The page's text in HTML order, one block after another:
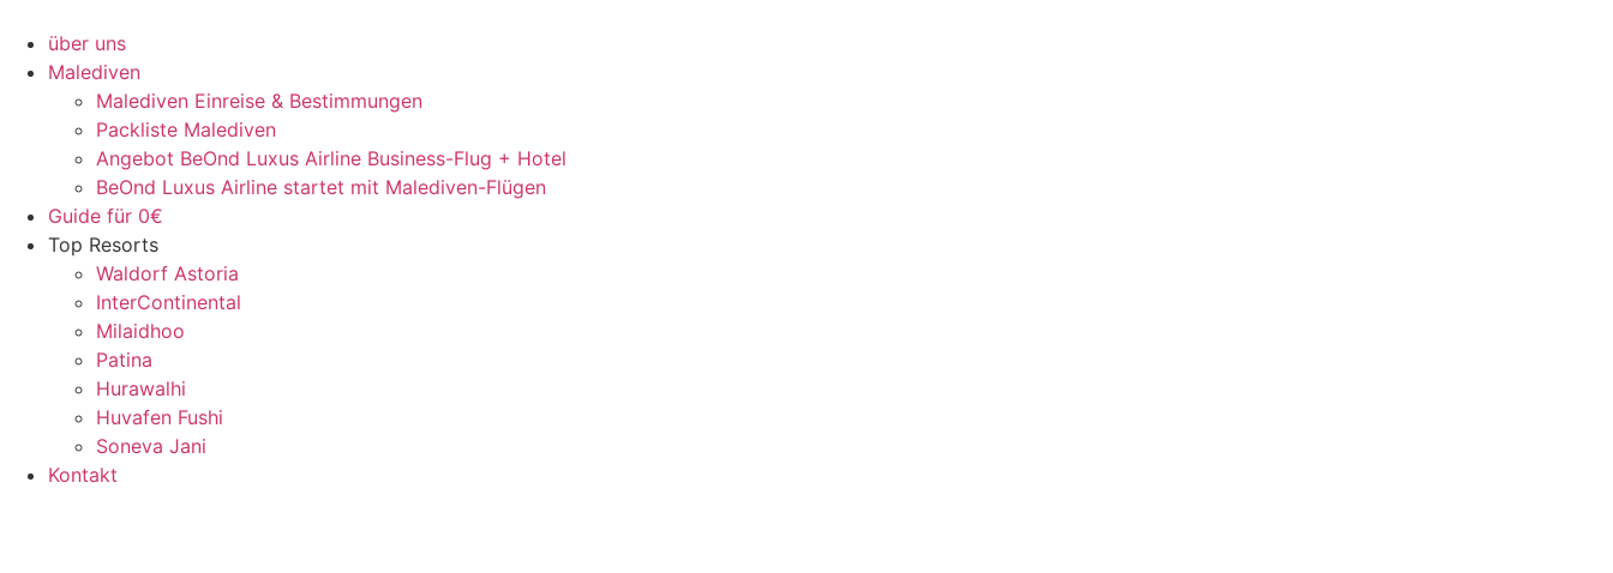
Inhalt
springen
über uns
Malediven
Malediven Einreise & Bestimmungen
Packliste Malediven
Angebot BeOnd Luxus Airline Business-Flug + Hotel
BeOnd Luxus Airline startet mit Malediven-Flügen
Guide für 0€
Top Resorts
Waldorf Astoria
InterContinental
Milaidhoo
Patina
Hurawalhi
Huvafen Fushi
Soneva Jani
Kontakt